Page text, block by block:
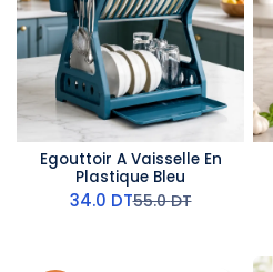
Egouttoir A Vaisselle En
Plastique Bleu
34.0 DT55.0DT